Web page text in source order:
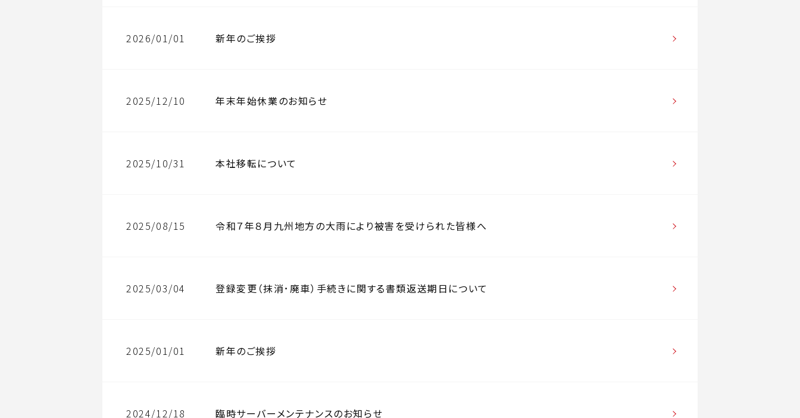
2026/01/01 新年のご挨拶
2025/12/10 年末年始休業のお知らせ
2025/10/31 本社移転について
2025/08/15 令和７年８月九州地方の大雨により被害を受けられた皆様へ
2025/03/04 登録変更（抹消･廃車）手続きに関する書類返送期日について
2025/01/01 新年のご挨拶
2024/12/18 臨時サーバーメンテナンスのお知らせ